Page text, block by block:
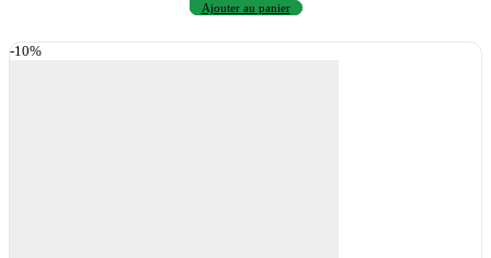
Ajouter au panier
-10%